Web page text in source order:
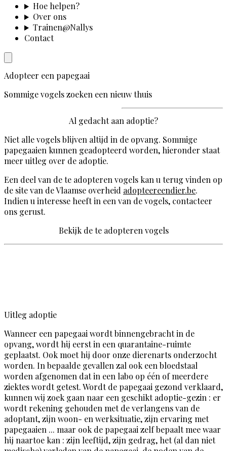
Hoe helpen?
Over ons
Trainen@Nallys
Contact
Adopteer een papegaai
Sommige vogels zoeken een nieuw thuis
Al gedacht aan adoptie?
Niet alle vogels blijven altijd in de opvang. Sommige
papegaaien kunnen geadopteerd worden, hieronder staat
meer uitleg over de adoptie.
Een deel van de te adopteren vogels kan u terug vinden op
de site van de Vlaamse overheid adopteereendier.be.
Indien u interesse heeft in een van de vogels, contacteer
ons gerust.
Bekijk de te adopteren vogels
Uitleg adoptie
Wanneer een papegaai wordt binnengebracht in de
opvang, wordt hij eerst in een quarantaine-ruimte
geplaatst. Ook moet hij door onze dierenarts onderzocht
worden. In bepaalde gevallen zal ook een bloedstaal
worden afgenomen dat in een labo op één of meerdere
ziektes wordt getest. Wordt de papegaai gezond verklaard,
kunnen wij zoek gaan naar een geschikt adoptie-gezin : er
wordt rekening gehouden met de verlangens van de
adoptant, zijn woon- en werksituatie, zijn ervaring met
papegaaien ... maar ook de papegaai zelf bepaalt mee waar
hij naartoe kan : zijn leeftijd, zijn gedrag, het (al dan niet